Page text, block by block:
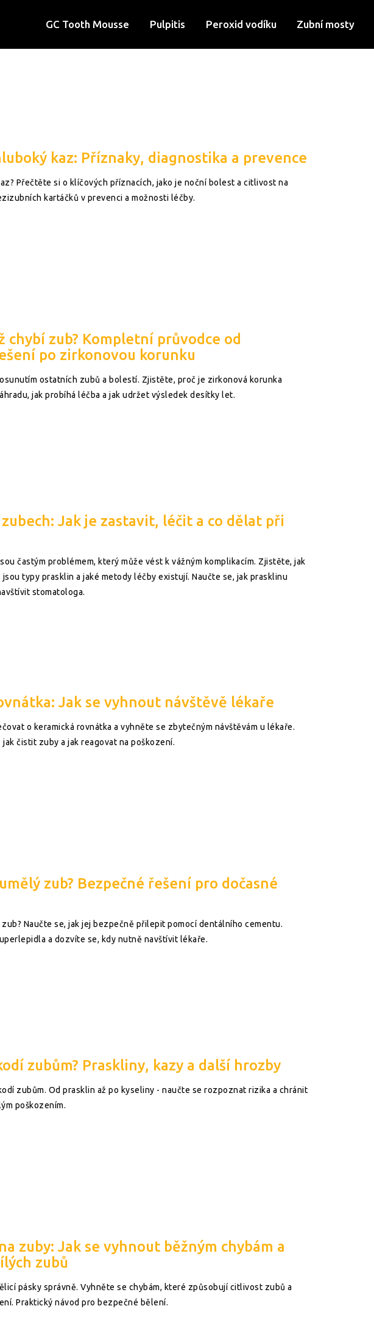
GC Tooth Mousse Pulpitis Peroxid vodíku Zubní mosty
kaz: Příznaky, diagnostika a prevence
Přečtěte si o klíčových příznacích, jako je noční bolest a citlivost na
kartáčků v prevenci a možnosti léčby.
chybí zub? Kompletní průvodce od
po zirkonovou korunku
ostatních zubů a bolestí. Zjistěte, proč je zirkonová korunka
jak probíhá léčba a jak udržet výsledek desítky let.
Jak je zastavit, léčit a co dělat při
častým problémem, který může vést k vážným komplikacím. Zjistěte, jak
typy prasklin a jaké metody léčby existují. Naučte se, jak prasklinu
stomatologa.
Jak se vyhnout návštěvě lékaře
o keramická rovnátka a vyhněte se zbytečným návštěvám u lékaře.
jak čistit zuby a jak reagovat na poškození.
zub? Bezpečné řešení pro dočasné
Naučte se, jak jej bezpečně přilepit pomocí dentálního cementu.
a dozvíte se, kdy nutně navštívit lékaře.
zubům? Praskliny, kazy a další hrozby
zubům. Od prasklin až po kyseliny - naučte se rozpoznat rizika a chránit
poškozením.
zuby: Jak se vyhnout běžným chybám a
zubů
pásky správně. Vyhněte se chybám, které způsobují citlivost zubů a
Praktický návod pro bezpečné bělení.